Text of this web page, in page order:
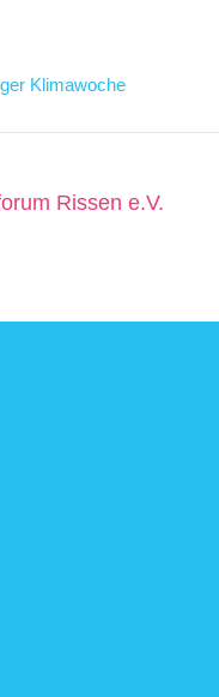
Rissen e.V.